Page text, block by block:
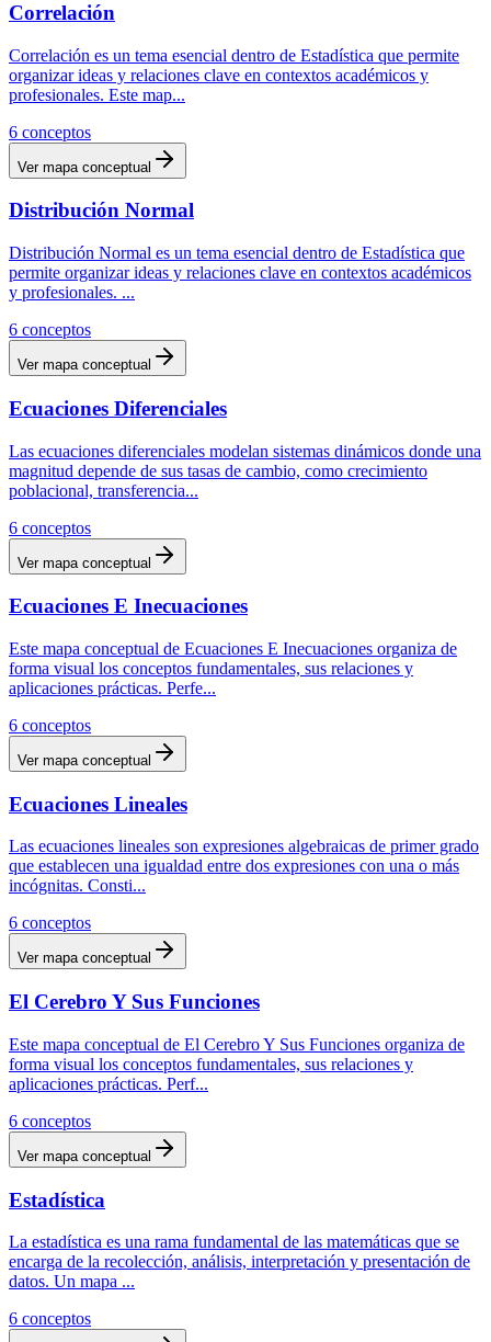
Correlación
Correlación es un tema esencial dentro de Estadística que permite
organizar ideas y relaciones clave en contextos académicos y
profesionales. Este map...
6 conceptos
Ver mapa conceptual
Distribución Normal
Distribución Normal es un tema esencial dentro de Estadística que
permite organizar ideas y relaciones clave en contextos académicos
y profesionales. ...
6 conceptos
Ver mapa conceptual
Ecuaciones Diferenciales
Las ecuaciones diferenciales modelan sistemas dinámicos donde una
magnitud depende de sus tasas de cambio, como crecimiento
poblacional, transferencia...
6 conceptos
Ver mapa conceptual
Ecuaciones E Inecuaciones
Este mapa conceptual de Ecuaciones E Inecuaciones organiza de
forma visual los conceptos fundamentales, sus relaciones y
aplicaciones prácticas. Perfe...
6 conceptos
Ver mapa conceptual
Ecuaciones Lineales
Las ecuaciones lineales son expresiones algebraicas de primer grado
que establecen una igualdad entre dos expresiones con una o más
incógnitas. Consti...
6 conceptos
Ver mapa conceptual
El Cerebro Y Sus Funciones
Este mapa conceptual de El Cerebro Y Sus Funciones organiza de
forma visual los conceptos fundamentales, sus relaciones y
aplicaciones prácticas. Perf...
6 conceptos
Ver mapa conceptual
Estadística
La estadística es una rama fundamental de las matemáticas que se
encarga de la recolección, análisis, interpretación y presentación de
datos. Un mapa ...
6 conceptos